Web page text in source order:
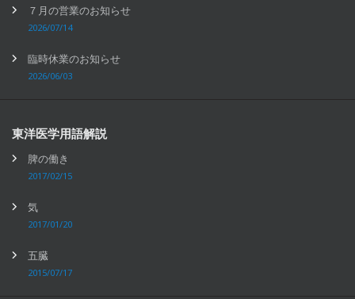
７月の営業のお知らせ
2026/07/14
臨時休業のお知らせ
2026/06/03
東洋医学用語解説
脾の働き
2017/02/15
気
2017/01/20
五臓
2015/07/17